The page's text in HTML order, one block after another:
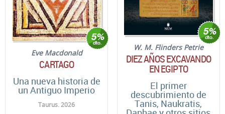
Eve Macdonald
CARTAGO
Una nueva historia de
un Antiguo Imperio
Taurus. 2026
W. M. Flinders Petrie
DIEZ AÑOS EXCAVANDO
EN EGIPTO
El primer
descubrimiento de
Tanis, Naukratis,